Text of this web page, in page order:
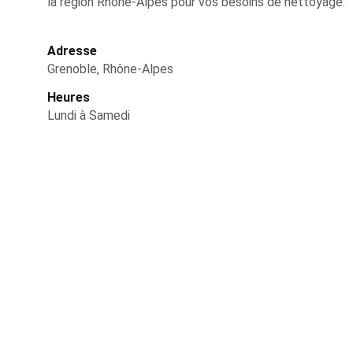
Adresse
Grenoble, Rhône-Alpes
Heures
Lundi à Samedi